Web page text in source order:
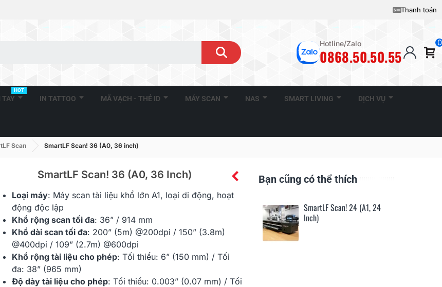
Thanh toán
Hotline/Zalo
0868.50.50.55
0
TAY
HOT
IN TATTOO MÃ VẠCH - THẺ ID MÁY SCAN NAS SMART LIVING DỊCH VỤ
Scan SmartLF Scan! 36 (A0, 36 inch)
SmartLF Scan! 36 (A0, 36 Inch)
Loại máy: Máy scan tài liệukhổ lớn A1, loại di động, hoạt
động độc lập
Khổ rộng scan tối đa: 36” / 914 mm
Khổ dài scan tối đa: 200” (5m) @200dpi / 150” (3.8m)
@400dpi / 109” (2.7m) @600dpi
Khổ rộng tài liệu cho phép: Tối thiểu: 6” (150 mm) / Tối
đa: 38” (965 mm)
Độ dày tài liệu cho phép: Tối thiểu: 0.003” (0.07 mm) / Tối
Bạn cũng có thể thích
SmartLF Scan! 24 (A1, 24
Inch)